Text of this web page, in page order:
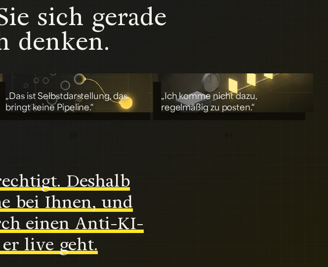
sich gerade
denken.
„Das ist Selbstdarstellung, das
bringt keine Pipeline.“
„Ich komme nicht dazu,
regelmäßig zu posten.“
Deshalb
bei Ihnen, und
einen Anti-KI-
live geht.